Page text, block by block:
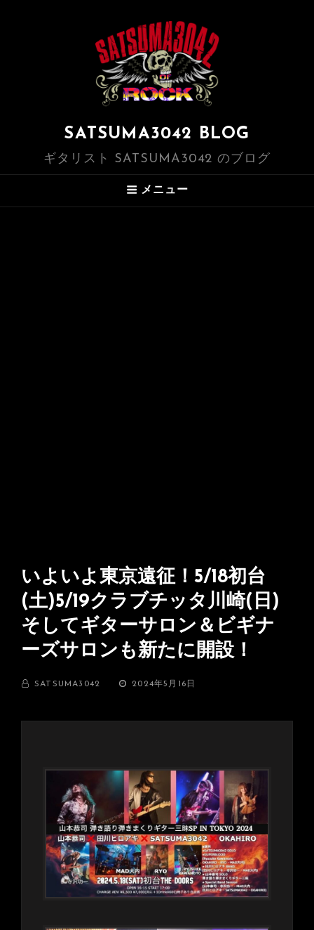
SATSUMA3042 BLOG
ギタリスト SATSUMA3042 のブログ
メニュー
いよいよ東京遠征！5/18初台
(土)5/19クラブチッタ川崎(日)
そしてギターサロン＆ビギナ
ーズサロンも新たに開設！
BY SATSUMA3042
投
2024年5月16日